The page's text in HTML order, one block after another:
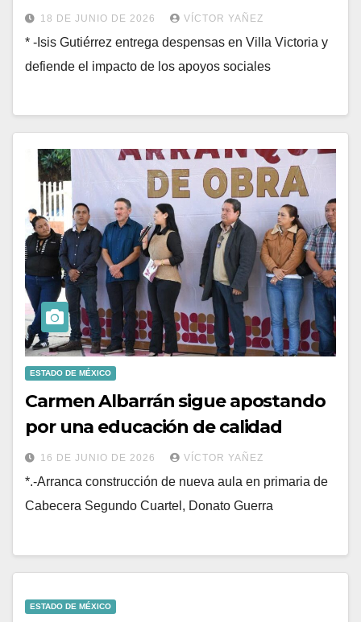
18 DE JUNIO DE 2026 VÍCTOR YAÑEZ
* -Isis Gutiérrez entrega despensas en Villa Victoria y
defiende el impacto de los apoyos sociales
ESTADO DE MÉXICO
Carmen Albarrán sigue apostando
por una educación de calidad
16 DE JUNIO DE 2026 VÍCTOR YAÑEZ
*.-Arranca construcción de nueva aula en primaria de
Cabecera Segundo Cuartel, Donato Guerra
ESTADO DE MÉXICO